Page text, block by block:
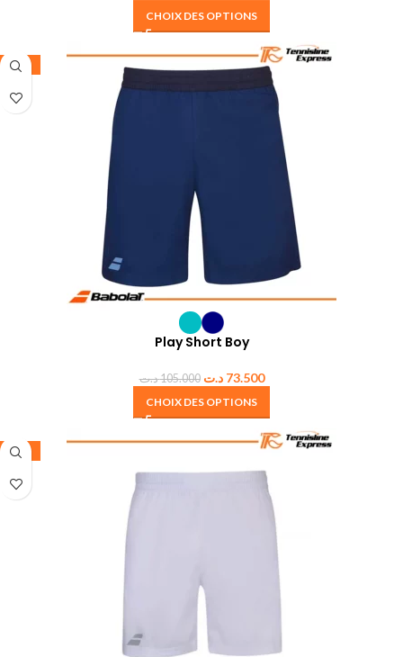
CHOIX DES OPTIONS
-30%
Play Short Boy
105.000د.ت 73.500 د.ت
CHOIX DES OPTIONS
-30%